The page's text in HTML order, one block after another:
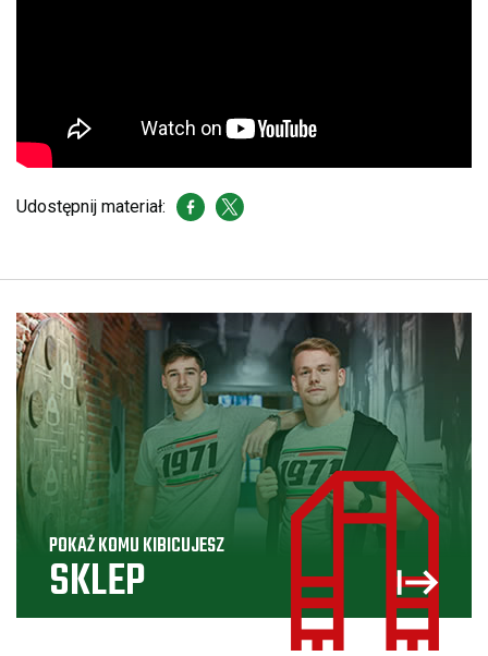
Udostępnij materiał:
POKAŻ KOMU KIBICUJESZ
SKLEP